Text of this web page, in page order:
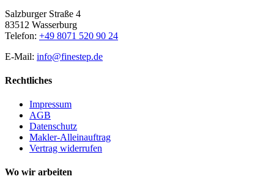
Salzburger Straße 4
83512 Wasserburg
Telefon: +49 8071 520 90 24
E-Mail: info@finestep.de
Rechtliches
Impressum
AGB
Datenschutz
Makler-Alleinauftrag
Vertrag widerrufen
Wo wir arbeiten